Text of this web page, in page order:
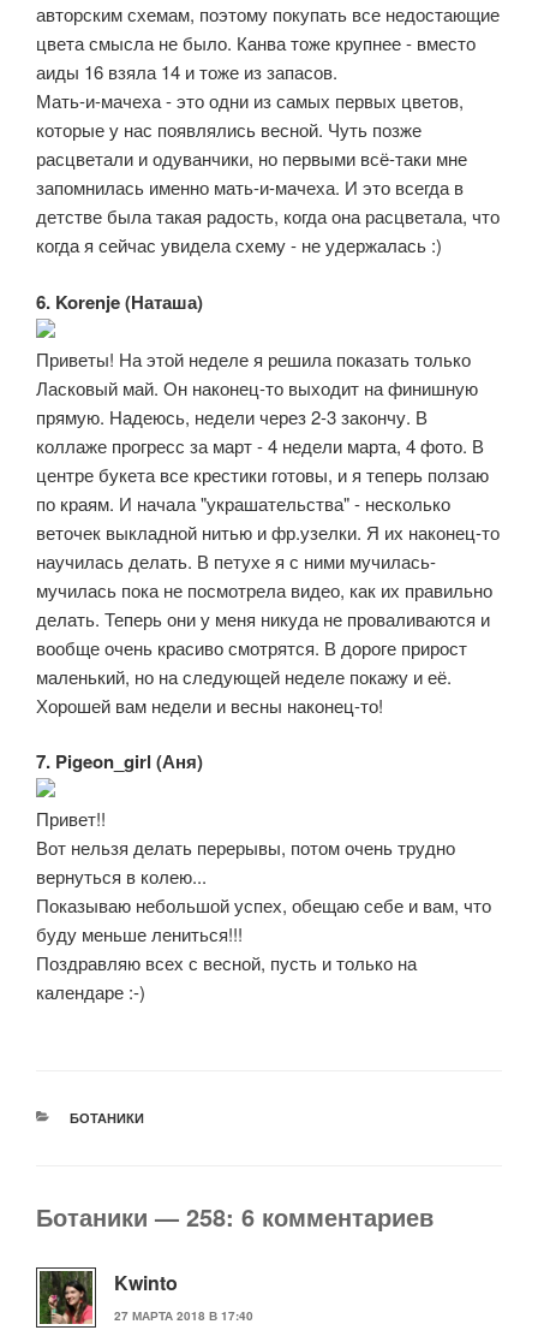
авторским схемам, поэтому покупать все недостающие
цвета смысла не было. Канва тоже крупнее - вместо
аиды 16 взяла 14 и тоже из запасов.
Мать-и-мачеха - это одни из самых первых цветов,
которые у нас появлялись весной. Чуть позже
расцветали и одуванчики, но первыми всё-таки мне
запомнилась именно мать-и-мачеха. И это всегда в
детстве была такая радость, когда она расцветала, что
когда я сейчас увидела схему - не удержалась :)
6. Korenje (Наташа)
Приветы! На этой неделе я решила показать только
Ласковый май. Он наконец-то выходит на финишную
прямую. Надеюсь, недели через 2-3 закончу. В
коллаже прогресс за март - 4 недели марта, 4 фото. В
центре букета все крестики готовы, и я теперь ползаю
по краям. И начала "украшательства" - несколько
веточек выкладной нитью и фр.узелки. Я их наконец-то
научилась делать. В петухе я с ними мучилась-
мучилась пока не посмотрела видео, как их правильно
делать. Теперь они у меня никуда не проваливаются и
вообще очень красиво смотрятся. В дороге прирост
маленький, но на следующей неделе покажу и её.
Хорошей вам недели и весны наконец-то!
7. Pigeon_girl (Аня)
Привет!!
Вот нельзя делать перерывы, потом очень трудно
вернуться в колею...
Показываю небольшой успех, обещаю себе и вам, что
буду меньше лениться!!!
Поздравляю всех с весной, пусть и только на
календаре :-)
РУБРИКИ
БОТАНИКИ
Ботаники — 258: 6 комментариев
Kwinto
27 МАРТА 2018 В 17:40